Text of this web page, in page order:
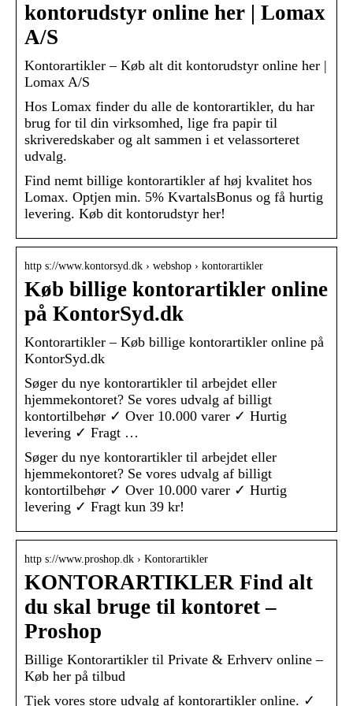
kontorudstyr online her | Lomax
A/S
Kontorartikler – Køb alt dit kontorudstyr online her |
Lomax A/S
Hos Lomax finder du alle de kontorartikler, du har
brug for til din virksomhed, lige fra papir til
skriveredskaber og alt sammen i et velassorteret
udvalg.
Find nemt billige kontorartikler af høj kvalitet hos
Lomax. Optjen min. 5% KvartalsBonus og få hurtig
levering. Køb dit kontorudstyr her!
http s://www.kontorsyd.dk › webshop › kontorartikler
Køb billige kontorartikler online
på KontorSyd.dk
Kontorartikler – Køb billige kontorartikler online på
KontorSyd.dk
Søger du nye kontorartikler til arbejdet eller
hjemmekontoret? Se vores udvalg af billigt
kontortilbehør ✓ Over 10.000 varer ✓ Hurtig
levering ✓ Fragt …
Søger du nye kontorartikler til arbejdet eller
hjemmekontoret? Se vores udvalg af billigt
kontortilbehør ✓ Over 10.000 varer ✓ Hurtig
levering ✓ Fragt kun 39 kr!
http s://www.proshop.dk › Kontorartikler
KONTORARTIKLER Find alt
du skal bruge til kontoret –
Proshop
Billige Kontorartikler til Private & Erhverv online –
Køb her på tilbud
Tjek vores store udvalg af kontorartikler online. ✓